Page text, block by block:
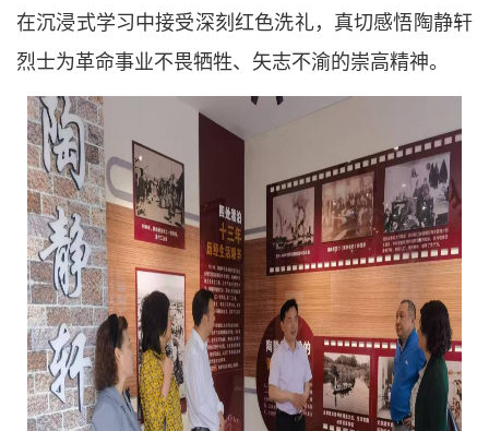
在沉浸式学习中接受深刻红色洗礼，真切感悟陶静轩
烈士为革命事业不畏牺牲、矢志不渝的崇高精神。